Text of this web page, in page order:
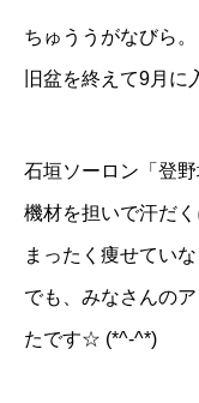
ちゅううがなびら。
旧盆を終えて9月に
石垣ソーロン「登
機材を担いで汗だ
まったく痩せてい
でも、みなさんの
たです☆ (*^-^*)